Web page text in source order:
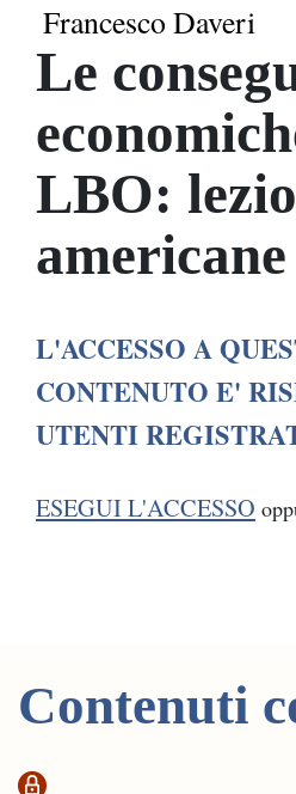
Francesco Daveri
Le
LBO:
americane
L'ACCESSO A
CONTENUTO E'
UTENTI
ESEGUI L'ACCESSO
Contenuti